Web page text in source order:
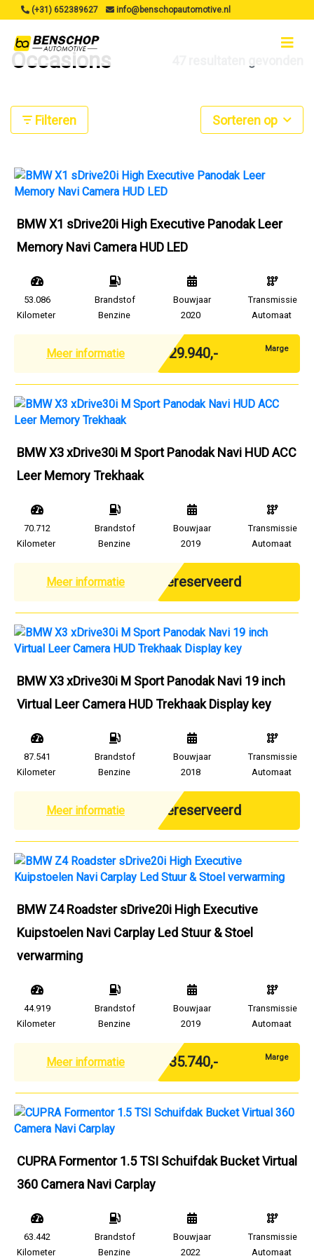
(+31) 652389627 info@benschopautomotive.nl
Occasions
Filteren Sorteren op
BMW X1 sDrive20i High Executive Panodak Leer
Memory Navi Camera HUD LED
53.086
Kilometer
Brandstof
Benzine
Bouwjaar
2020
Transmissie
Automaat
Meer informatie € 29.940,- Marge
BMW X3 xDrive30i M Sport Panodak Navi HUD ACC
Leer Memory Trekhaak
70.712
Kilometer
Brandstof
Benzine
Bouwjaar
2019
Transmissie
Automaat
Meer informatie Gereserveerd
BMW X3 xDrive30i M Sport Panodak Navi 19 inch
Virtual Leer Camera HUD Trekhaak Display key
87.541
Kilometer
Brandstof
Benzine
Bouwjaar
2018
Transmissie
Automaat
Meer informatie Gereserveerd
BMW Z4 Roadster sDrive20i High Executive
Kuipstoelen Navi Carplay Led Stuur & Stoel
verwarming
44.919
Kilometer
Brandstof
Benzine
Bouwjaar
2019
Transmissie
Automaat
Meer informatie € 35.740,- Marge
CUPRA Formentor 1.5 TSI Schuifdak Bucket Virtual
360 Camera Navi Carplay
63.442
Kilometer
Brandstof
Benzine
Bouwjaar
2022
Transmissie
Automaat